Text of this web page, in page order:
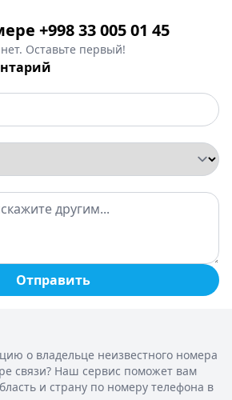
+998 33 005 01 45
Оставьте первый!
Отправить
о владельце неизвестного номера
связи? Наш сервис поможет вам
и страну по номеру телефона в